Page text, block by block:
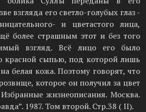
взгляда его светло-голубых глаз -
и цветастого лица,
более страшным этот и без того
взгляд. Всё лицо его было
красной сыпью, под которой лишь
белая кожа. Поэтому говорят, что
которое он получил за цвет
жизнеописания. Москва.
1987. Том второй. Стр.38 ( II).